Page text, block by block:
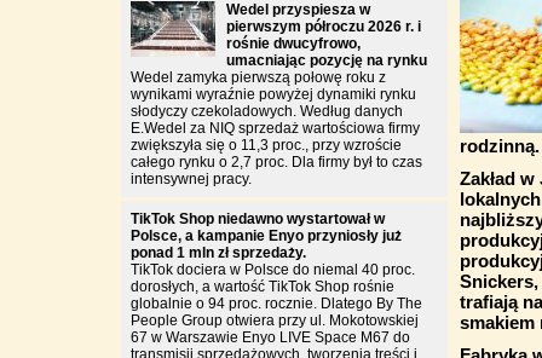
rodzinną.
Zakład
Snickers,
trafiają
smakiem
Wedel przyspiesza w
pierwszym półroczu 2026 r. i
rośnie dwucyfrowo,
umacniając pozycję na rynku
Wedel zamyka pierwszą połowę roku z
wynikami wyraźnie powyżej dynamiki rynku
słodyczy czekoladowych. Według danych
E.Wedel za NIQ sprzedaż wartościowa firmy
zwiększyła się o 11,3 proc., przy wzroście
całego rynku o 2,7 proc. Dla firmy był to czas
intensywnej pracy.
TikTok Shop niedawno wystartował w
Polsce, a kampanie Enyo przyniosły już
ponad 1 mln zł sprzedaży.
TikTok dociera w Polsce do niemal 40 proc.
dorosłych, a wartość TikTok Shop rośnie
globalnie o 94 proc. rocznie. Dlatego By The
People Group otwiera przy ul. Mokotowskiej
67 w Warszawie Enyo LIVE Space M67 do
transmisji sprzedażowych, tworzenia treści i